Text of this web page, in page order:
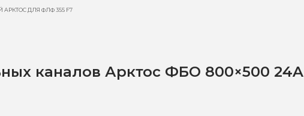
ДЛЯ ФЛФ 355 F7
каналов Арктос ФБО 800×500 24A